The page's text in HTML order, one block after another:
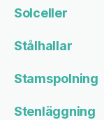
Solceller
Stålhallar
Stamspolning
Stenläggning